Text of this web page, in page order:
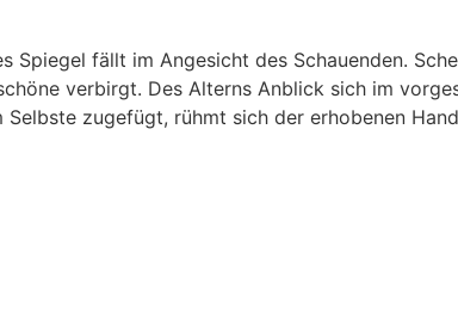
Spiegel fällt im Angesicht des Schauenden.
verbirgt. Des Alterns Anblick sich im
Selbste zugefügt, rühmt sich der erhobenen